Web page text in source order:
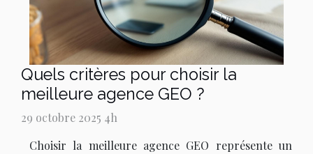
Quels critères pour choisir la
meilleure agence GEO ?
29 octobre 2025 4h
Choisir la meilleure agence GEO représente un